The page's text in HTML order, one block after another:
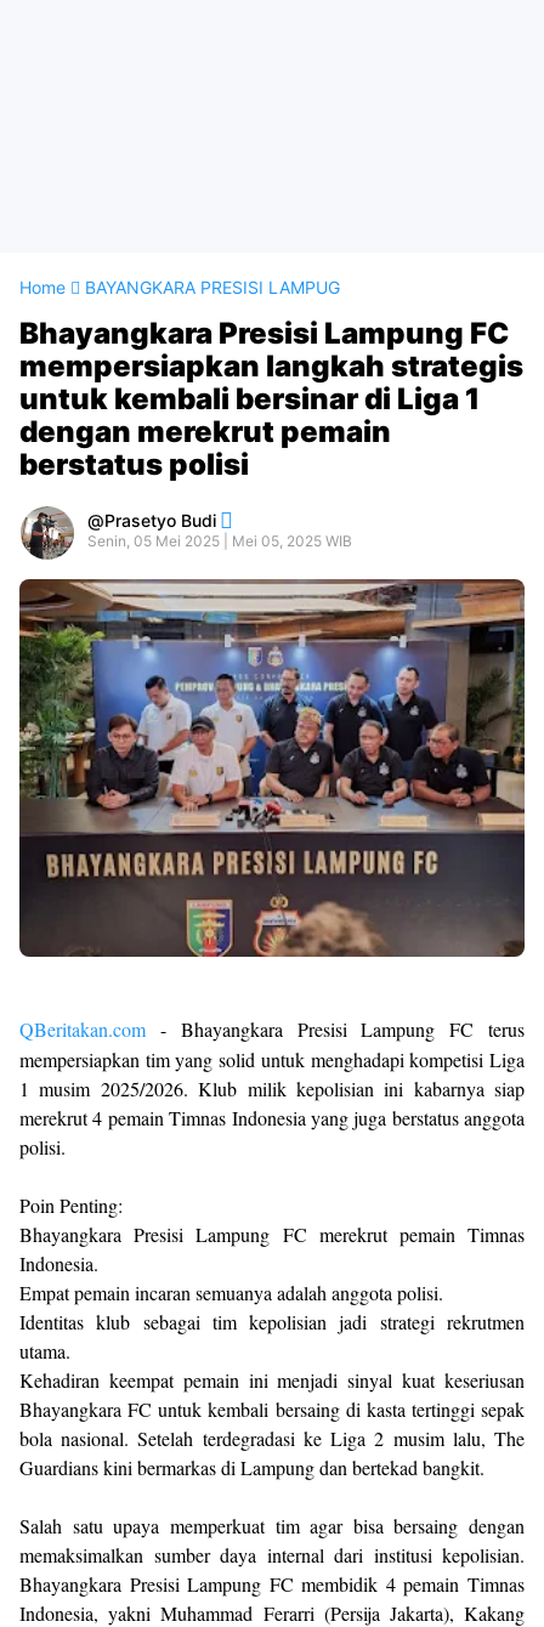
Home BAYANGKARA PRESISI LAMPUG
Bhayangkara Presisi Lampung FC
mempersiapkan langkah strategis
untuk kembali bersinar di Liga 1
dengan merekrut pemain
berstatus polisi
Prasetyo Budi
Senin, 05 Mei 2025 | Mei 05, 2025 WIB
QBeritakan.com - Bhayangkara Presisi Lampung FC terus
mempersiapkan tim yang solid untuk menghadapi kompetisi Liga
1 musim 2025/2026. Klub milik kepolisian ini kabarnya siap
merekrut 4 pemain Timnas Indonesia yang juga berstatus anggota
polisi.
Poin Penting:
Bhayangkara Presisi Lampung FC merekrut pemain Timnas
Indonesia.
Empat pemain incaran semuanya adalah anggota polisi.
Identitas klub sebagai tim kepolisian jadi strategi rekrutmen
utama.
Kehadiran keempat pemain ini menjadi sinyal kuat keseriusan
Bhayangkara FC untuk kembali bersaing di kasta tertinggi sepak
bola nasional. Setelah terdegradasi ke Liga 2 musim lalu, The
Guardians kini bermarkas di Lampung dan bertekad bangkit.
Salah satu upaya memperkuat tim agar bisa bersaing dengan
memaksimalkan sumber daya internal dari institusi kepolisian.
Bhayangkara Presisi Lampung FC membidik 4 pemain Timnas
Indonesia, yakni Muhammad Ferarri (Persija Jakarta), Kakang